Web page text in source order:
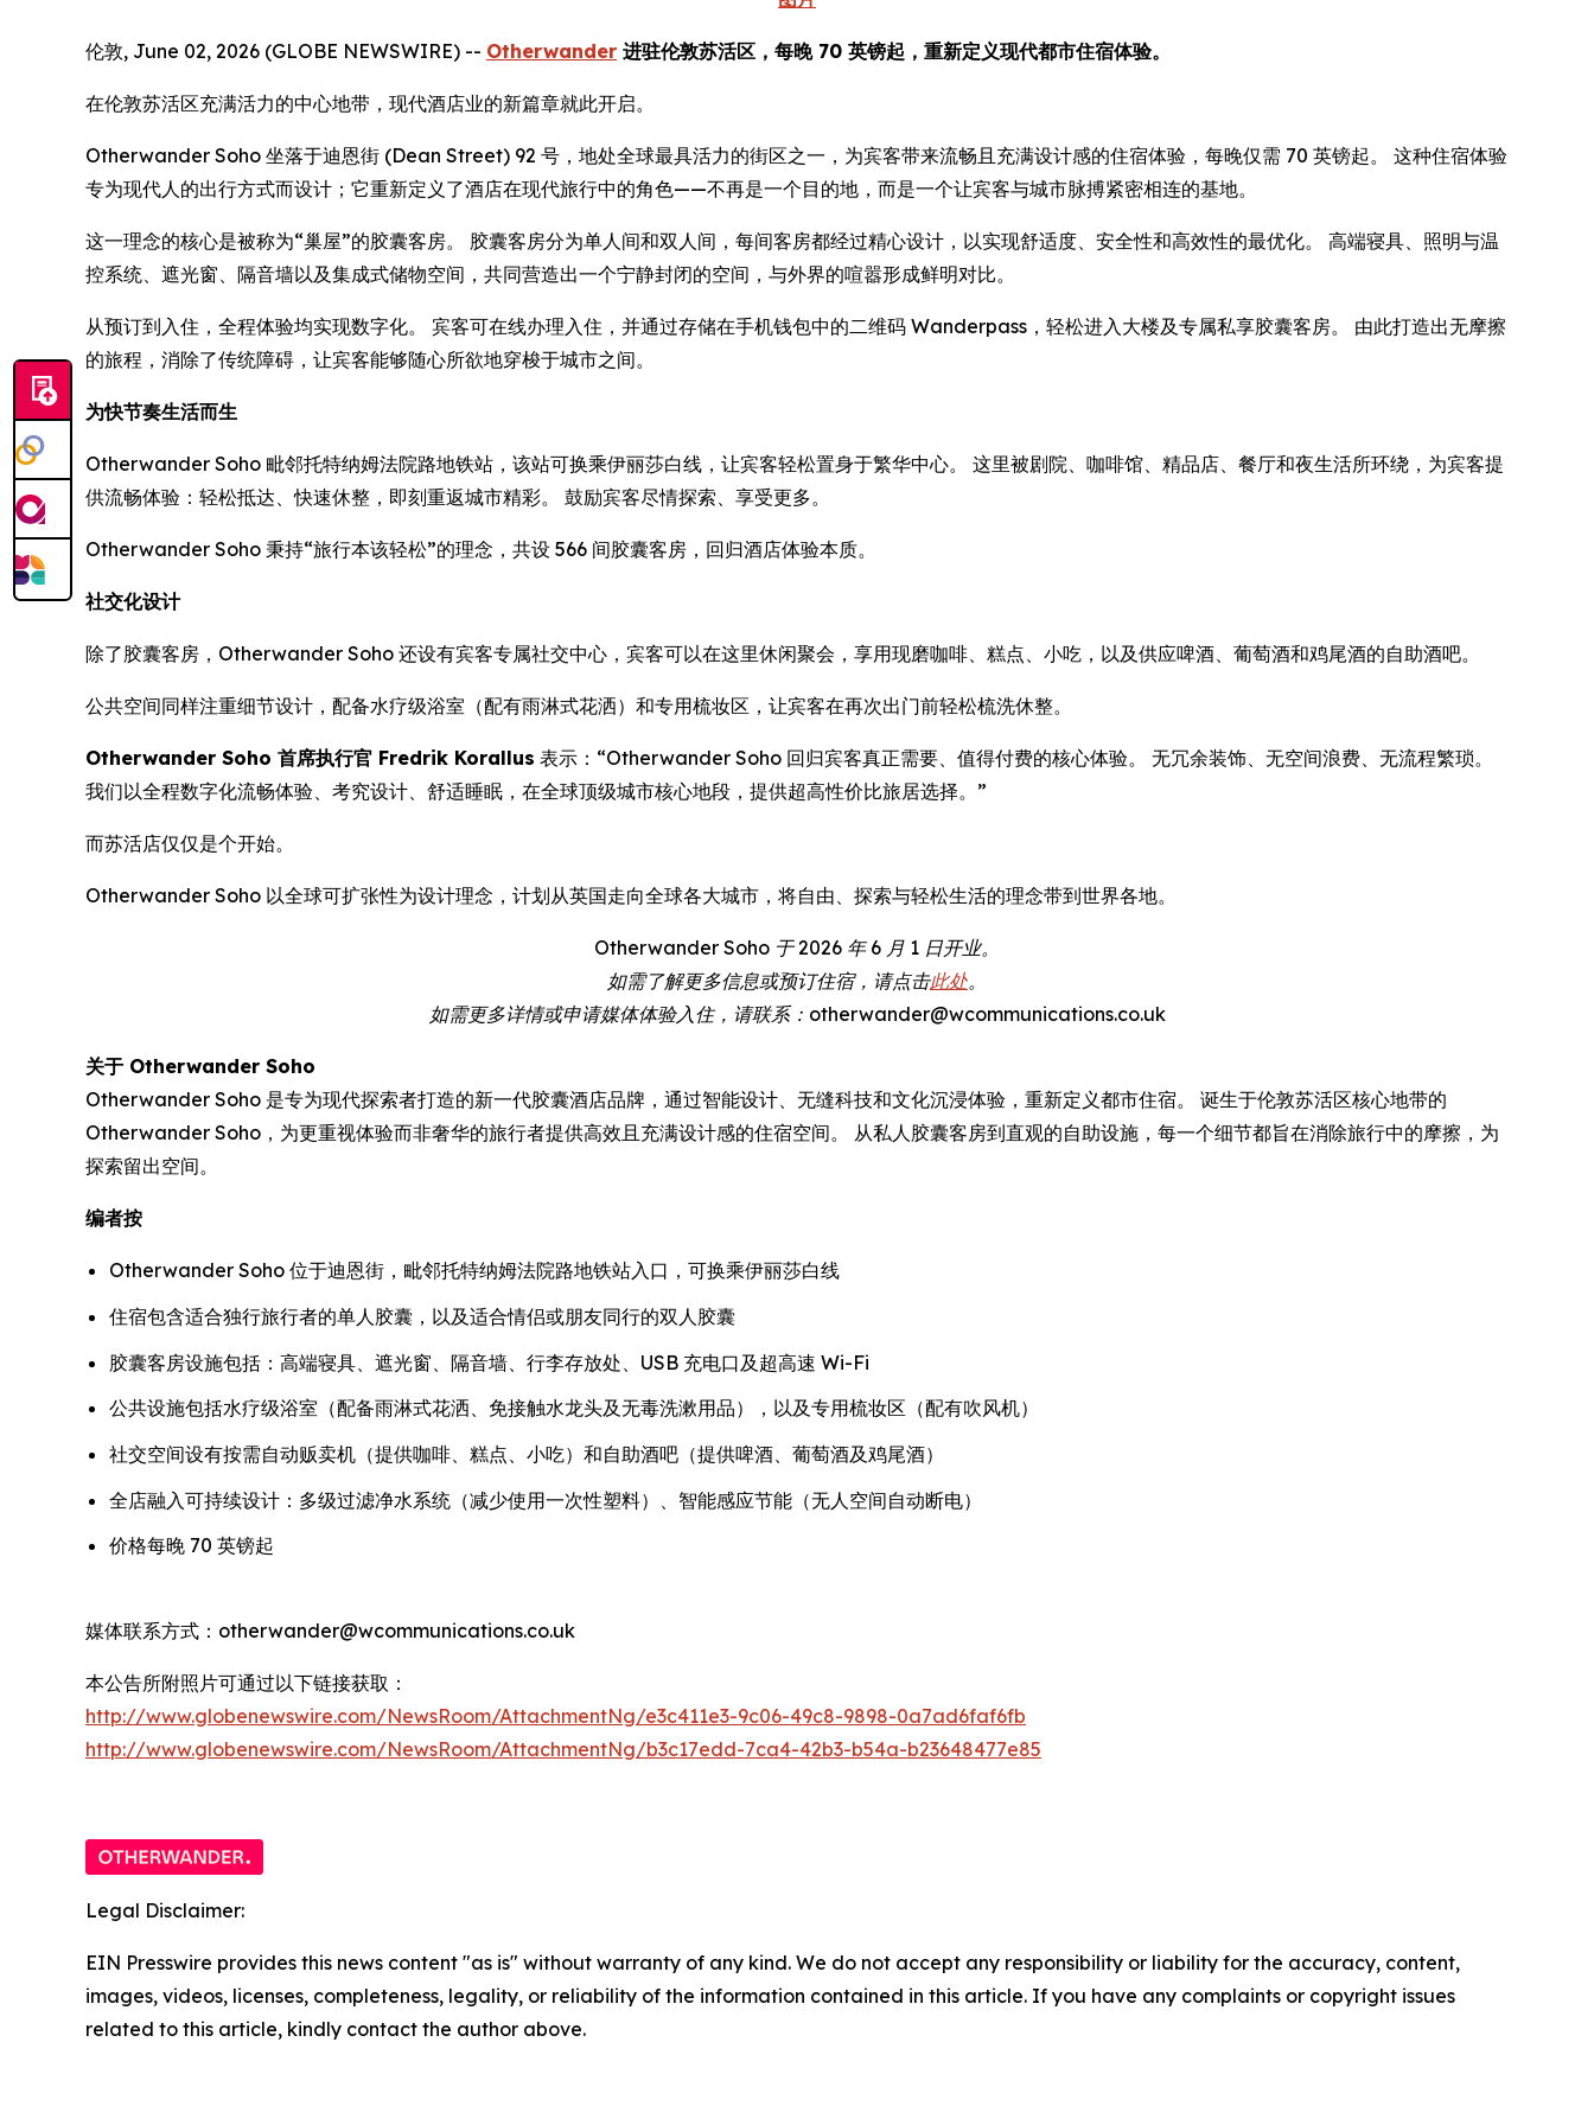
伦敦, June 02, 2026 (GLOBE NEWSWIRE) -- Otherwander 进驻伦敦苏活区，每晚 70 英镑起，重新定义现代都市住宿体验。
在伦敦苏活区充满活力的中心地带，现代酒店业的新篇章就此开启。
Otherwander Soho 坐落于迪恩街 (Dean Street) 92 号，地处全球最具活力的街区之一，为宾客带来流畅且充满设计感的住宿体验，每晚仅需 70 英镑起。 这种住宿体验
专为现代人的出行方式而设计；它重新定义了酒店在现代旅行中的角色——不再是一个目的地，而是一个让宾客与城市脉搏紧密相连的基地。
这一理念的核心是被称为“巢屋”的胶囊客房。 胶囊客房分为单人间和双人间，每间客房都经过精心设计，以实现舒适度、安全性和高效性的最优化。 高端寝具、照明与温
控系统、遮光窗、隔音墙以及集成式储物空间，共同营造出一个宁静封闭的空间，与外界的喧嚣形成鲜明对比。
从预订到入住，全程体验均实现数字化。 宾客可在线办理入住，并通过存储在手机钱包中的二维码 Wanderpass，轻松进入大楼及专属私享胶囊客房。 由此打造出无摩擦
的旅程，消除了传统障碍，让宾客能够随心所欲地穿梭于城市之间。
为快节奏生活而生
Otherwander Soho 毗邻托特纳姆法院路地铁站，该站可换乘伊丽莎白线，让宾客轻松置身于繁华中心。 这里被剧院、咖啡馆、精品店、餐厅和夜生活所环绕，为宾客提
供流畅体验：轻松抵达、快速休整，即刻重返城市精彩。 鼓励宾客尽情探索、享受更多。
Otherwander Soho 秉持“旅行本该轻松”的理念，共设 566 间胶囊客房，回归酒店体验本质。
社交化设计
除了胶囊客房，Otherwander Soho 还设有宾客专属社交中心，宾客可以在这里休闲聚会，享用现磨咖啡、糕点、小吃，以及供应啤酒、葡萄酒和鸡尾酒的自助酒吧。
公共空间同样注重细节设计，配备水疗级浴室（配有雨淋式花洒）和专用梳妆区，让宾客在再次出门前轻松梳洗休整。
Otherwander Soho 首席执行官 Fredrik Korallus 表示：“Otherwander Soho 回归宾客真正需要、值得付费的核心体验。 无冗余装饰、无空间浪费、无流程繁琐。
我们以全程数字化流畅体验、考究设计、舒适睡眠，在全球顶级城市核心地段，提供超高性价比旅居选择。”
而苏活店仅仅是个开始。
Otherwander Soho 以全球可扩张性为设计理念，计划从英国走向全球各大城市，将自由、探索与轻松生活的理念带到世界各地。
Otherwander Soho 于 2026 年 6 月 1 日开业。
如需了解更多信息或预订住宿，请点击此处。
如需更多详情或申请媒体体验入住，请联系：otherwander@wcommunications.co.uk
关于 Otherwander Soho
Otherwander Soho 是专为现代探索者打造的新一代胶囊酒店品牌，通过智能设计、无缝科技和文化沉浸体验，重新定义都市住宿。 诞生于伦敦苏活区核心地带的
Otherwander Soho，为更重视体验而非奢华的旅行者提供高效且充满设计感的住宿空间。 从私人胶囊客房到直观的自助设施，每一个细节都旨在消除旅行中的摩擦，为
探索留出空间。
编者按
Otherwander Soho 位于迪恩街，毗邻托特纳姆法院路地铁站入口，可换乘伊丽莎白线
住宿包含适合独行旅行者的单人胶囊，以及适合情侣或朋友同行的双人胶囊
胶囊客房设施包括：高端寝具、遮光窗、隔音墙、行李存放处、USB 充电口及超高速 Wi-Fi
公共设施包括水疗级浴室（配备雨淋式花洒、免接触水龙头及无毒洗漱用品），以及专用梳妆区（配有吹风机）
社交空间设有按需自动贩卖机（提供咖啡、糕点、小吃）和自助酒吧（提供啤酒、葡萄酒及鸡尾酒）
全店融入可持续设计：多级过滤净水系统（减少使用一次性塑料）、智能感应节能（无人空间自动断电）
价格每晚 70 英镑起
媒体联系方式：otherwander@wcommunications.co.uk
本公告所附照片可通过以下链接获取：
http://www.globenewswire.com/NewsRoom/AttachmentNg/e3c411e3-9c06-49c8-9898-0a7ad6faf6fb
http://www.globenewswire.com/NewsRoom/AttachmentNg/b3c17edd-7ca4-42b3-b54a-b23648477e85
Legal Disclaimer:
EIN Presswire provides this news content "as is" without warranty of any kind. We do not accept any responsibility or liability for the accuracy, content,
images, videos, licenses, completeness, legality, or reliability of the information contained in this article. If you have any complaints or copyright issues
related to this article, kindly contact the author above.